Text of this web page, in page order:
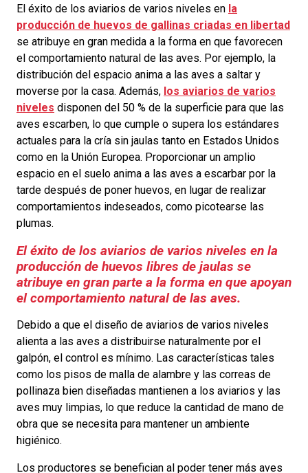
El éxito de los aviarios de varios niveles en la
producción de huevos de gallinas criadas en libertad
se atribuye en gran medida a la forma en que favorecen
el comportamiento natural de las aves. Por ejemplo, la
distribución del espacio anima a las aves a saltar y
moverse por la casa. Además, los aviarios de varios
niveles disponen del 50 % de la superficie para que las
aves escarben, lo que cumple o supera los estándares
actuales para la cría sin jaulas tanto en Estados Unidos
como en la Unión Europea. Proporcionar un amplio
espacio en el suelo anima a las aves a escarbar por la
tarde después de poner huevos, en lugar de realizar
comportamientos indeseados, como picotearse las
plumas.
El éxito de los aviarios de varios niveles en la
producción de huevos libres de jaulas se
atribuye en gran parte a la forma en que apoyan
el comportamiento natural de las aves.
Debido a que el diseño de aviarios de varios niveles
alienta a las aves a distribuirse naturalmente por el
galpón, el control es mínimo. Las características tales
como los pisos de malla de alambre y las correas de
pollinaza bien diseñadas mantienen a los aviarios y las
aves muy limpias, lo que reduce la cantidad de mano de
obra que se necesita para mantener un ambiente
higiénico.
Los productores se benefician al poder tener más aves